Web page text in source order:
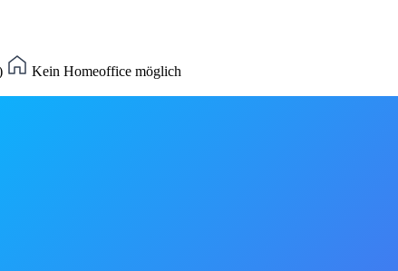
Kein Homeoffice möglich